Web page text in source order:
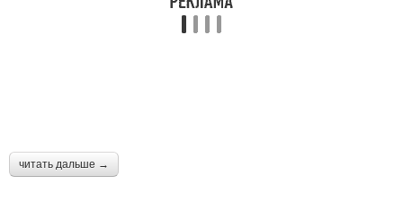
читать дальше →